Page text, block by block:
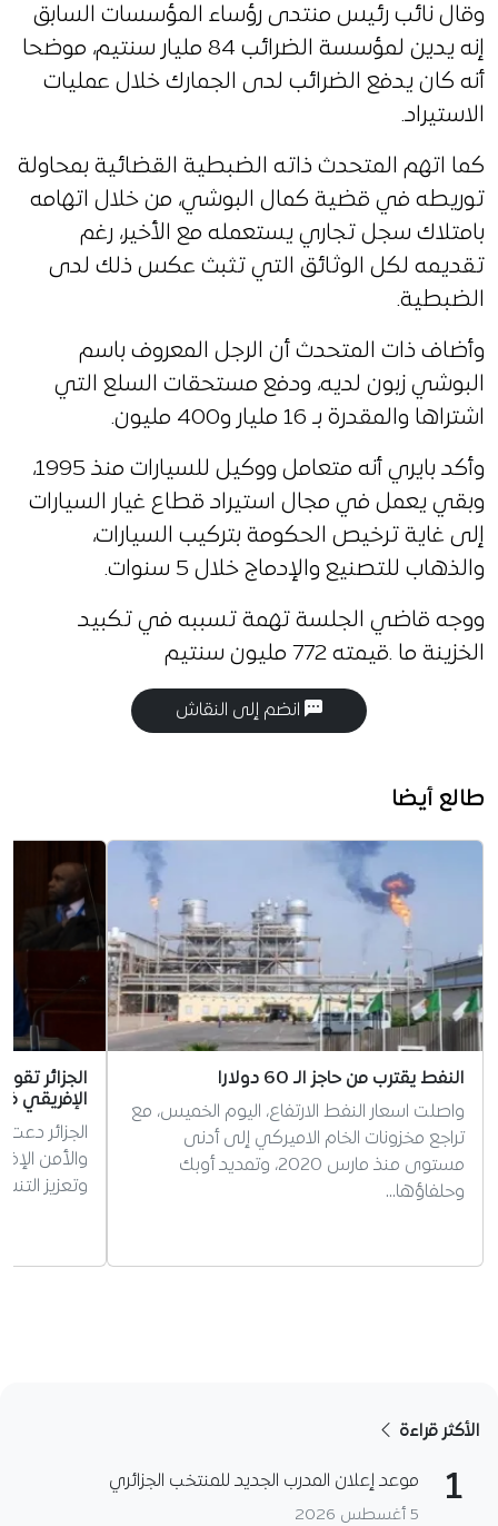
وقال نائب رئيس منتدى رؤساء المؤسسات السابق
إنه يدين لمؤسسة الضرائب 84 مليار سنتيم، موضحا
أنه كان يدفع الضرائب لدى الجمارك خلال عمليات
الاستيراد.
كما اتهم المتحدث ذاته الضبطية القضائية بمحاولة
توريطه في قضية كمال البوشي، من خلال اتهامه
بامتلاك سجل تجاري يستعمله مع الأخير، رغم
تقديمه لكل الوثائق التي تثبث عكس ذلك لدى
الضبطية.
وأضاف ذات المتحدث أن الرجل المعروف باسم
البوشي زبون لديه، ودفع مستحقات السلع التي
اشتراها والمقدرة بـ 16 مليار و400 مليون.
وأكد بايري أنه متعامل ووكيل للسيارات منذ 1995،
وبقي يعمل في مجال استيراد قطاع غيار السيارات
إلى غاية ترخيص الحكومة بتركيب السيارات،
والذهاب للتصنيع والإدماج خلال 5 سنوات.
ووجه قاضي الجلسة تهمة تسببه في تكبيد
الخزينة ما .قيمته 772 مليون سنتيم
انضم إلى النقاش
طالع أيضا
النفط يقترب من حاجز الـ 60 دولارا
واصلت اسعار النفط الارتفاع، اليوم الخميس، مع
تراجع مخزونات الخام الاميركي إلى أدنى
مستوى منذ مارس 2020، وتمديد أوبك
وحلفاؤها…
الجزائر
الإفريقي
الجزائر
والأمن
وتعزيز
الأكثر قراءة
1 موعد إعلان المدرب الجديد للمنتخب الجزائري
5 أغسطس 2026